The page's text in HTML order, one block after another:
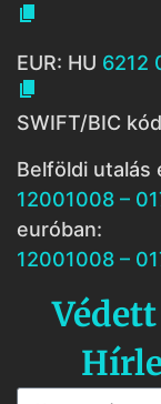

EUR: HU 6212

SWIFT/BIC
Belföldi utalás
12001008 –
euróban:
12001008 –